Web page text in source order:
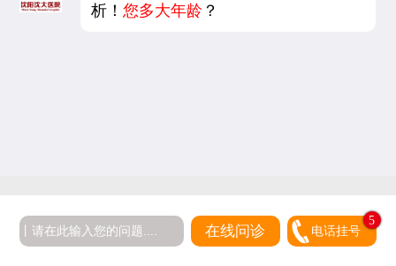
析！ 您多大年龄 ？
在线问诊 电话挂号
5